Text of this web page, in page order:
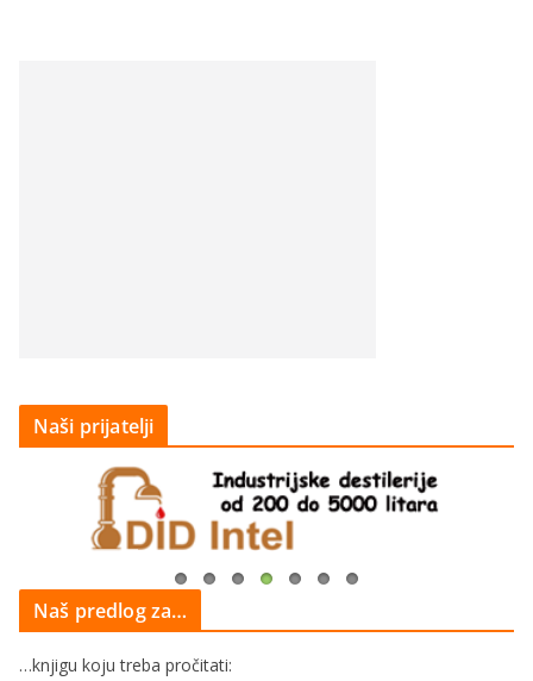
Naši prijatelji
Naš predlog za…
…knjigu koju treba pročitati: